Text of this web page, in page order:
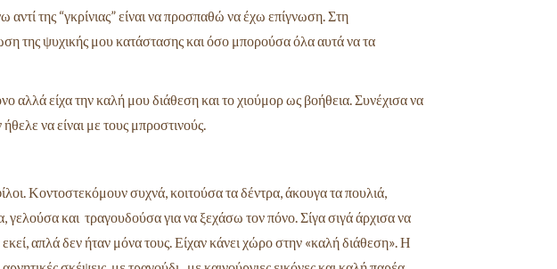
της “γκρίνιας” είναι να προσπαθώ να έχω επίγνωση. Στη
της ψυχικής μου κατάστασης και όσο μπορούσα όλα αυτά να τα
αλλά είχα την καλή μου διάθεση και το χιούμορ ως βοήθεια. Συνέχισανα
να είναι με τους μπροστινούς.
Κοντοστεκόμουν συχνά, κοιτούσα τα δέντρα, άκουγα τα πουλιά,
γελούσα και τραγουδούσα για να ξεχάσω τον πόνο. Σίγα σιγά άρχισα να
απλά δενήταν μόνα τους. Είχαν κάνει χώρο στην «καλή διάθεση». Η